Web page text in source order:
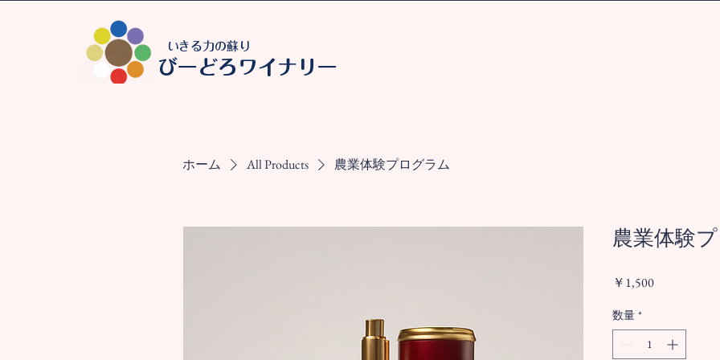
びーどろワイナリー
いきる力の蘇り
ホーム All Products 農業体験プログラム
農業体験
￥1,500価
数量 *